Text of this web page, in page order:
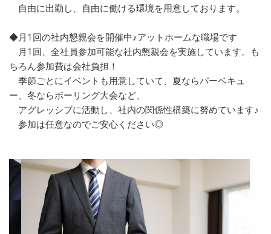
自由に出勤し、自由に働ける環境を用意しております。
◆月1回の社内懇親会を開催中♪アットホームな職場です
月1回、全社員参加可能な社内懇親会を実施しています。も
ちろん参加費は会社負担！
季節ごとにイベントも用意していて、夏ならバーベキュ
ー、冬ならボーリング大会など、
アグレッシブに活動し、社内の関係性構築に努めています♪
参加は任意なのでご安心ください◎